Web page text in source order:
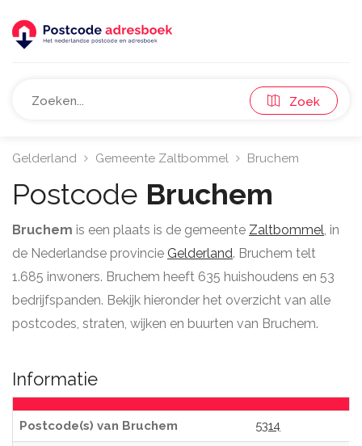
Zoek
Gelderland Gemeente Zaltbommel Bruchem
Postcode Bruchem
Bruchem is een plaats is de gemeente Zaltbommel, in
de Nederlandse provincie Gelderland. Bruchem telt
1.685 inwoners. Bruchem heeft 635 huishoudens en 53
bedrijfspanden. Bekijk hieronder het overzicht van alle
postcodes, straten, wijken en buurten van Bruchem.
Informatie
Postcode(s) van Bruchem 5314